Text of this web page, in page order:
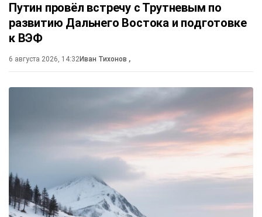
Путин провёл встречу с Трутневым по
развитию Дальнего Востока и подготовке
к ВЭФ
6 августа 2026, 14:32Иван Тихонов ,